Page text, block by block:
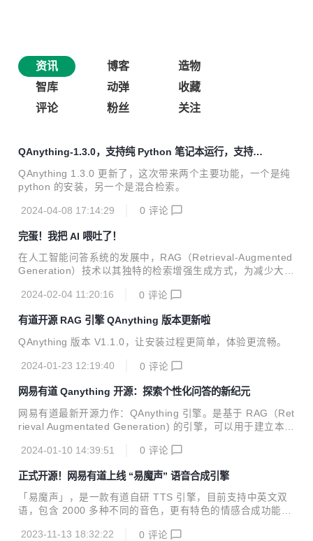
资讯 博客
造物
智库
动弹
收藏
评论
粉丝 关注
QAnything-1.3.0，支持纯 Python 笔记本运行，支持混
合检索
QAnything 1.3.0 更新了，这次带来两个主要功能，一个是纯
python 的安装，另一个是混合检索。
2024-04-08 17:14:29 0 评论
完蛋！我把 AI 喂吐了！
在人工智能问答系统的发展中，RAG（Retrieval-Augmented
Generation）技术以其独特的检索增强生成方式，为减少大模
的疑问：RAG 系统，数据越多效果越好吗？本文将深入分析
系统以适应不断增长的海量数据。
2024-02-04 11:20:16 0 评论
有道开源 RAG 引擎 QAnything 版本更新啦
QAnything 版本 V1.1.0，让安装过程更简单，体验更流畅。
2024-01-23 12:19:40 0 评论
网易有道 Qanything 开源：探索个性化问答的新纪元
网易有道最新开源力作：QAnything 引擎。是基于 RAG（Ret
rieval Augmentated Generation) 的引擎，可以用于建立本地
2024-01-10 14:39:51
0 评论
正式开源！网易有道上线 “易魔声” 语音合成引擎
「易魔声」，是一款有道自研 TTS 引擎，目前支持中英文双
语，包含 2000 多种不同的音色，更有特色的情感合成功能，
2023-11-13 18:32:22
0 评论